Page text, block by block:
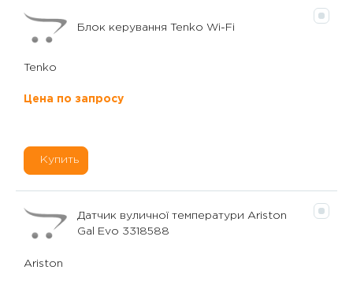
Блок керування Tenko Wi-Fi
Tenko
Цена по запросу
Купить
Датчик вуличної температури Ariston
Gal Evo 3318588
Ariston